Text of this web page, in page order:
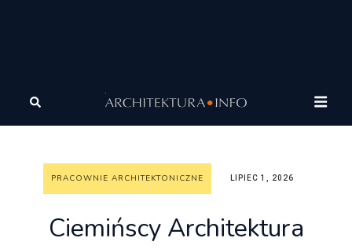
Architektura
architektoniczne
Ciemińscy Architektura
PRACOWNIE ARCHITEKTONICZNE LIPIEC 1, 2026
Ciemińscy Architektura